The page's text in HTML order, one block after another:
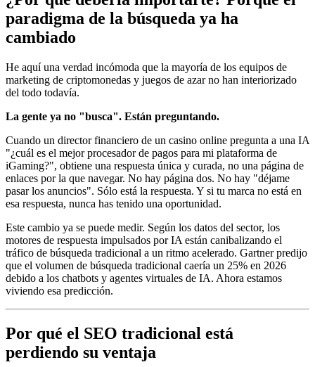
paradigma de la búsqueda ya ha
cambiado
He aquí una verdad incómoda que la mayoría de los equipos de
marketing de criptomonedas y juegos de azar no han interiorizado
del todo todavía.
La gente ya no "busca". Están preguntando.
Cuando un director financiero de un casino online pregunta a una IA
"¿cuál es el mejor procesador de pagos para mi plataforma de
iGaming?", obtiene una respuesta única y curada, no una página de
enlaces por la que navegar. No hay página dos. No hay "déjame
pasar los anuncios". Sólo está la respuesta. Y si tu marca no está en
esa respuesta, nunca has tenido una oportunidad.
Este cambio ya se puede medir. Según los datos del sector, los
motores de respuesta impulsados por IA están canibalizando el
tráfico de búsqueda tradicional a un ritmo acelerado. Gartner predijo
que el volumen de búsqueda tradicional caería un 25% en 2026
debido a los chatbots y agentes virtuales de IA. Ahora estamos
viviendo esa predicción.
Por qué el SEO tradicional está
perdiendo su ventaja